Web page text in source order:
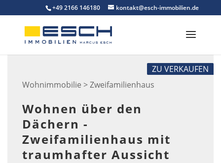
to
content
+49 2166 146180 kontakt@esch-immobilien.de
Wohnimmobilie > Zweifamilienhaus
ZU VERKAUFEN
Wohnen über den
Dächern -
Zweifamilienhaus mit
traumhafter Aussicht